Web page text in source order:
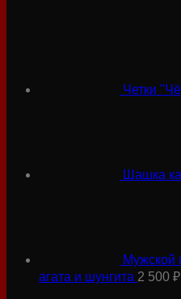
Четки
Шашка
Мужской
агата и шунгита 2 500 ₽